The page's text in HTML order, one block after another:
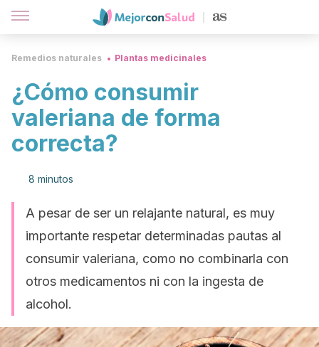
Remedios naturales Plantas medicinales
¿Cómo consumir
valeriana de forma
correcta?
8 minutos
A pesar de ser un relajante natural, es muy
importante respetar determinadas pautas al
consumir valeriana, como no combinarla con
otros medicamentos ni con la ingesta de
alcohol.